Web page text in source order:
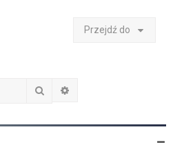
Przejdź do
Szukaj